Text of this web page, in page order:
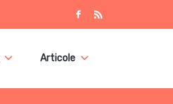
Articole